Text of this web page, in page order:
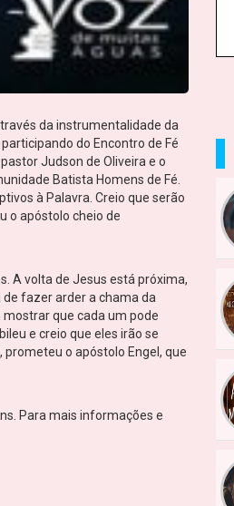
da instrumentalidade da
do Encontro de Fé
Judson de Oliveira e o
Batista Homens de Fé.
à Palavra. Creio que serão
o apóstolo cheio de
A volta de Jesus está próxima,
fazer arder a chama da
que cada um pode
e creio que eles irão se
o apóstolo Engel, que
Para mais informações e